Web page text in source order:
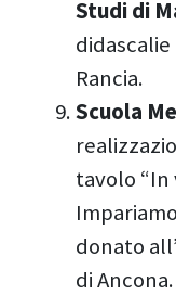
Studi di
Rancia.
Scuola
tavolo “In
donato
di Ancona.